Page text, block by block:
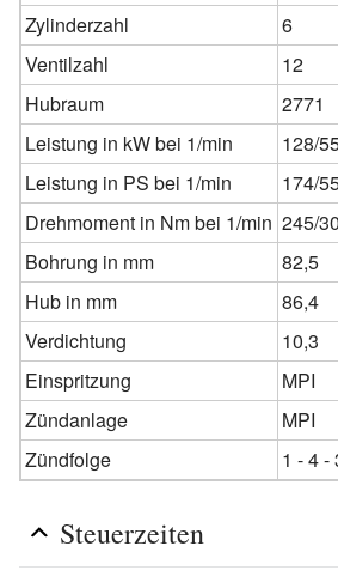
Zylinderzahl
6
Ventilzahl
12
Hubraum
2771
Leistung in kW bei 1/min
128/
Leistung in PS bei 1/min
174/
Drehmoment in Nm bei 1/min 245/
Bohrung in mm
82,5
Hub in mm
86,4
Verdichtung
10,3
Einspritzung
MPI
Zündanlage
MPI
Zündfolge
1 - 4 -
Steuerzeiten